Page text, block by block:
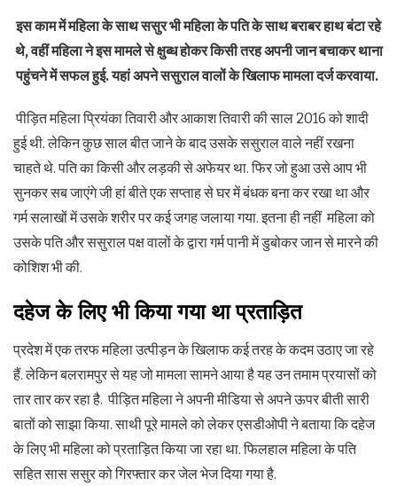
इस काम में महिला के साथ ससुर भी महिला के पति के साथ बराबर हाथ बंटा रहे
थे, वहीं महिला ने इस मामले से क्षुब्ध होकर किसी तरह अपनी जान बचाकर थाना
पहुंचने में सफल हुई. यहां अपने ससुराल वालों के खिलाफ मामला दर्ज करवाया.
पीड़ित महिला प्रियंका तिवारी और आकाश तिवारी की साल 2016 को शादी
हुई थी. लेकिन कुछ साल बीत जाने के बाद उसके ससुराल वाले नहीं रखना
चाहते थे. पति का किसी और लड़की से अफेयर था. फिर जो हुआ उसे आप भी
सुनकर सब जाएंगे जी हां बीते एक सप्ताह से घर में बंधक बना कर रखा था और
गर्म सलाखों में उसके शरीर पर कई जगह जलाया गया. इतना ही नहीं महिला को
उसके पति और ससुराल पक्ष वालों के द्वारा गर्म पानी में डुबोकर जान से मारने की
कोशिश भी की.
दहेज के लिए भी किया गया था प्रताड़ित
प्रदेश में एक तरफ महिला उत्पीड़न के खिलाफ कई तरह के कदम उठाए जा रहे
हैं. लेकिन बलरामपुर से यह जो मामला सामने आया है यह उन तमाम प्रयासों को
तार तार कर रहा है. पीड़ित महिला ने अपनी मीडिया से अपने ऊपर बीती सारी
बातों को साझा किया. साथी पूरे मामले को लेकर एसडीओपी ने बताया कि दहेज
के लिए भी महिला को प्रताड़ित किया जा रहा था. फिलहाल महिला के पति
सहित सास ससुर को गिरफ्तार कर जेल भेज दिया गया है.